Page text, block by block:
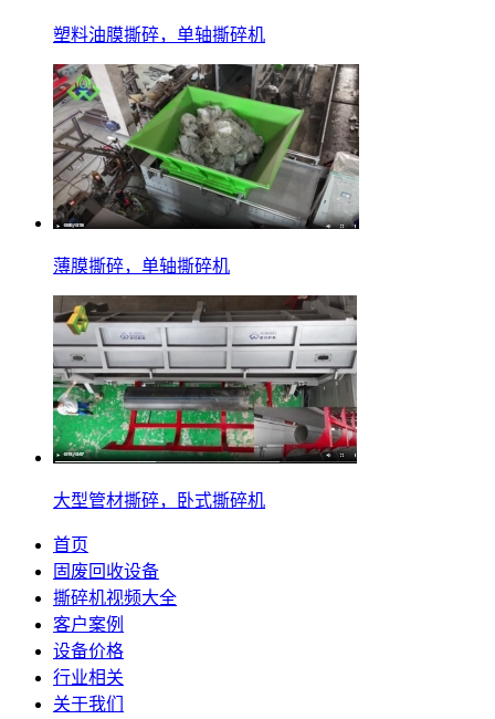
塑料油膜撕碎，单轴撕碎机
薄膜撕碎，单轴撕碎机
大型管材撕碎，卧式撕碎机
首页
固废回收设备
撕碎机视频大全
客户案例
设备价格
行业相关
关于我们